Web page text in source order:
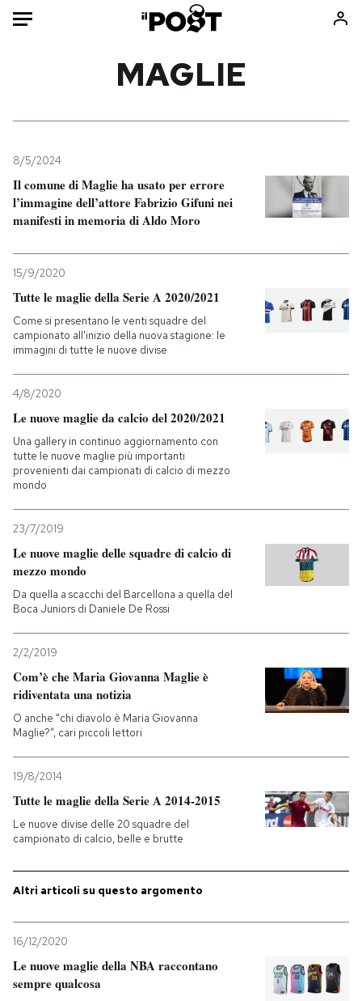
Mondo
Politica
Tecnologia
Internet
Scienza
Cultura
Economia
Sport
Consumismi
Storie/Idee
Media
Altrecose
Mondiali calcio 2026
PODCAST
NEWSLETTER
SHOP
CALENDARIO
AREA PERSONALE
Entra
MAGLIE
8/5/2024
Il comune di Maglie ha usato per errore
l’immagine dell’attore Fabrizio Gifuni nei
manifesti in memoria di Aldo Moro
15/9/2020
Tutte le maglie della Serie A 2020/2021
Come si presentano le venti squadre del
campionato all'inizio della nuova stagione: le
immagini di tutte le nuove divise
4/8/2020
Le nuove maglie da calcio del 2020/2021
Una gallery in continuo aggiornamento con
tutte le nuove maglie più importanti
provenienti dai campionati di calcio di mezzo
mondo
23/7/2019
Le nuove maglie delle squadre di calcio di
mezzo mondo
Da quella a scacchi del Barcellona a quella del
Boca Juniors di Daniele De Rossi
2/2/2019
Com’è che Maria Giovanna Maglie è
ridiventata una notizia
O anche "chi diavolo è Maria Giovanna
Maglie?”, cari piccoli lettori
19/8/2014
Tutte le maglie della Serie A 2014-2015
Le nuove divise delle 20 squadre del
campionato di calcio, belle e brutte
Altri articoli su questo argomento
16/12/2020
Le nuove maglie della NBA raccontano
sempre qualcosa